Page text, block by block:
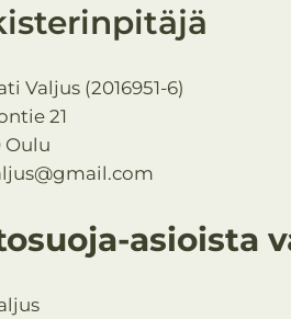
Valjus (2016951-6)
21
Oulu
asioista